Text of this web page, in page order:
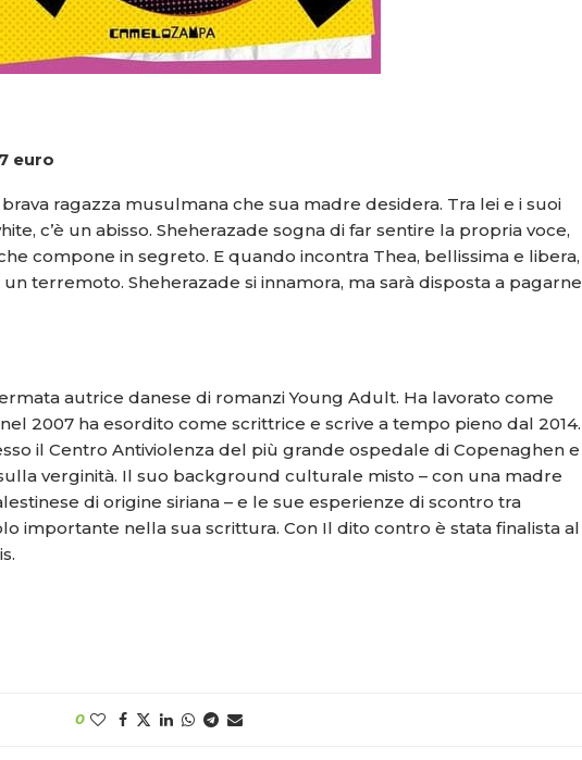
euro
ragazza musulmana che sua madre desidera. Tra lei e i suoi
c’è un abisso. Sheherazade sogna di far sentire la propria voce,
compone in segreto. E quando incontra Thea, bellissima e libera,
terremoto. Sheherazade si innamora, ma sarà disposta a pagarne
autrice danese di romanzi Young Adult. Ha lavorato come
2007 ha esordito come scrittrice e scrive a tempo pieno dal 2014.
il Centro Antiviolenza del più grande ospedale di Copenaghen e
verginità. Il suo background culturale misto – con una madre
di origine siriana – e le sue esperienze di scontro tra
importante nella sua scrittura. Con Il dito contro è stata finalista al
0